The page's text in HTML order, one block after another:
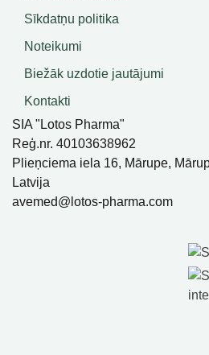
Sīkdatņu politika
Noteikumi
Biežāk uzdotie jautājumi
Kontakti
SIA "Lotos Pharma"
Reģ.nr. 40103638962
Plieņciema iela 16, Mārupe,
Latvija
avemed@lotos-pharma.com